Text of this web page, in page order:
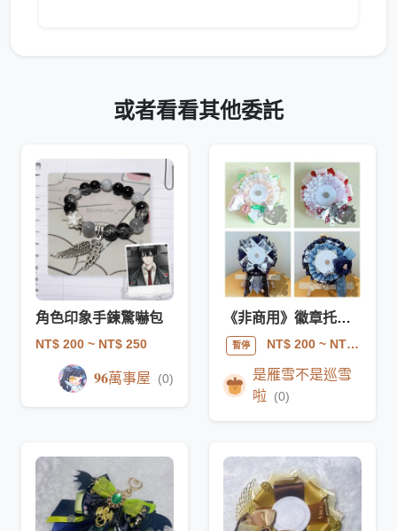
或者看看其他委託
角色印象手鍊驚嚇包
NT$ 200 ~ NT$ 250
𝟗𝟔萬事屋 (0)
《非商用》徽章托（吧唧托）
暫停 NT$ 200~ NT$ 600
是雁雪不是巡雪
啦
(0)